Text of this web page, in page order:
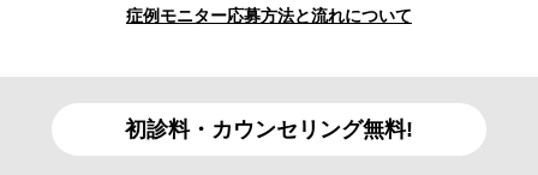
症例モニター応募方法と流れについて
初診料・カウンセリング無料!